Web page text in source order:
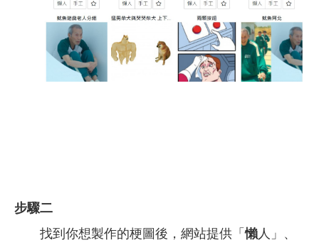
步驟二
找到你想製作的梗圖後，網站提供「懶人」、